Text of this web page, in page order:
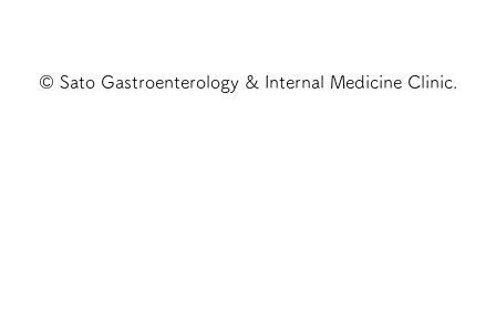
© Sato Gastroenterology & Internal Medicine Clinic.